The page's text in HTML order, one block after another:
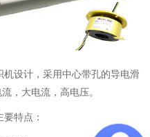
机设计，采用中心带孔的导电滑
，大电流，高电压。
要特点：